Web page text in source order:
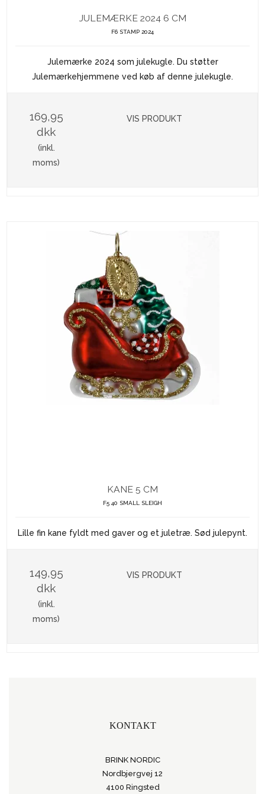
JULEMÆRKE 2024 6 CM
F6 STAMP 2024
Julemærke 2024 som julekugle. Du støtter
Julemærkehjemmene ved køb af denne julekugle.
169,95
dkk
(inkl.
moms)
VIS PRODUKT
KANE 5 CM
F5 40 SMALL SLEIGH
Lille fin kane fyldt med gaver og et juletræ. Sød julepynt.
149,95
dkk
(inkl.
moms)
VIS PRODUKT
KONTAKT
BRINK NORDIC
Nordbjergvej 12
4100 Ringsted